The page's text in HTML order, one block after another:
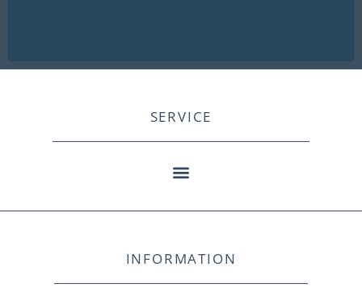
SERVICE
INFORMATION